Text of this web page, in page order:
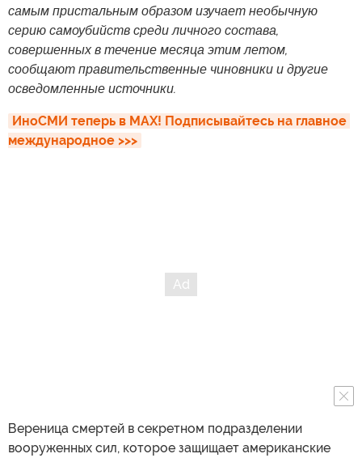
самым пристальным образом изучает необычную
серию самоубийств среди личного состава,
совершенных в течение месяца этим летом,
сообщают правительственные чиновники и другие
осведомленные источники.
ИноСМИ теперь в MAX! Подписывайтесь на главное
международное >>>
Вереница смертей в секретном подразделении
вооруженных сил, которое защищает американские